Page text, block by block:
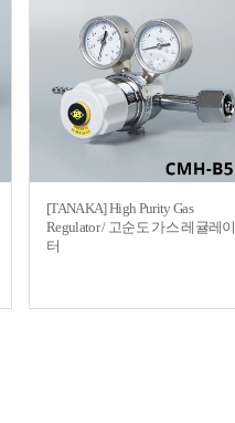
[TANAKA] High Purity Gas
Regulator / 고순도 가스 레귤레이
터